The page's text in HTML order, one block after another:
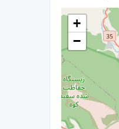
+
−